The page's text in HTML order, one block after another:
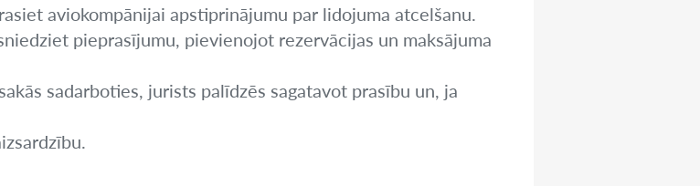
aviokompānijai apstiprinājumu par lidojuma atcelšanu.
pieprasījumu, pievienojot rezervācijas un maksājuma
sadarboties, jurists palīdzēs sagatavot prasību un, ja